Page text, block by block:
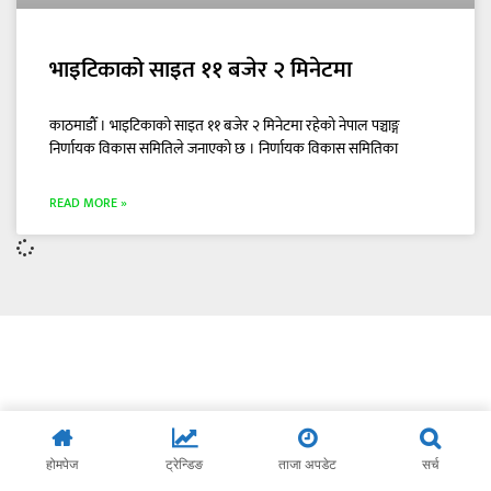
भाइटिकाको साइत ११ बजेर २ मिनेटमा
काठमाडौँ । भाइटिकाको साइत ११ बजेर २ मिनेटमा रहेको नेपाल पञ्चाङ्ग
निर्णायक विकास समितिले जनाएको छ । निर्णायक विकास समितिका
READ MORE »
होमपेज ट्रेन्डिङ ताजा अपडेट सर्च